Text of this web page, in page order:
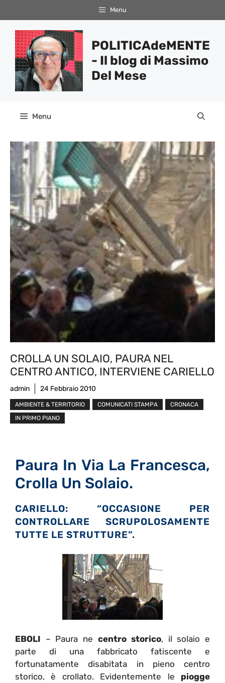
al
contenuto
Menu
POLITICAdeMENTE
- Il blog di Massimo
Del Mese
Menu
CROLLA UN SOLAIO, PAURA NEL
CENTRO ANTICO, INTERVIENE CARIELLO
admin 24 Febbraio 2010
AMBIENTE & TERRITORIO COMUNICATI STAMPA
CRONACA
IN PRIMO PIANO
Paura In Via La Francesca,
Crolla Un Solaio.
CARIELLO: “OCCASIONE PER
CONTROLLARE SCRUPOLOSAMENTE
TUTTE LE STRUTTURE”.
EBOLI – Paura ne centro storico, il solaio e
parte di una fabbricato fatiscente e
fortunatamente disabitata in pieno centro
storico, è crollato. Evidentemente le piogge